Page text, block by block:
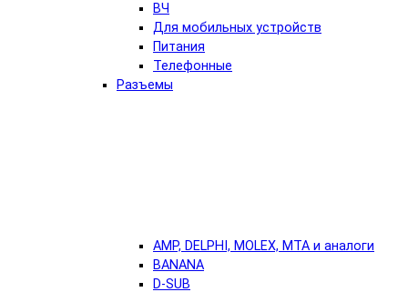
ВЧ
Для мобильных устройств
Питания
Телефонные
Разъемы
AMP, DELPHI, MOLEX, MTA и аналоги
BANANA
D-SUB